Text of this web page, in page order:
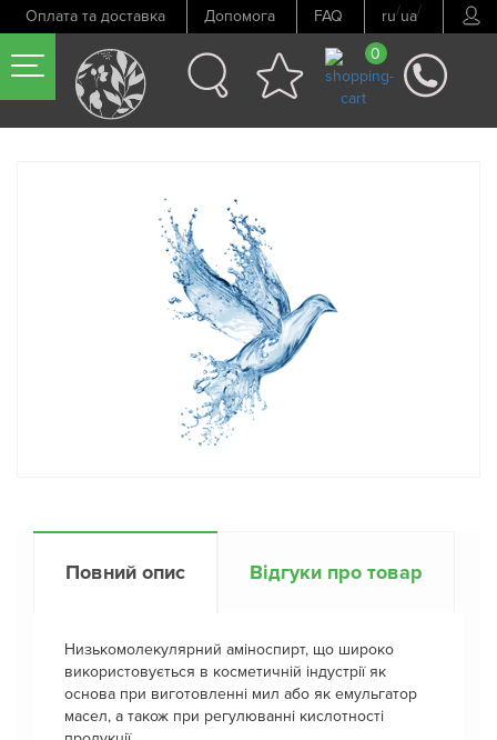
Оплата та доставка Допомога FAQ ru/ua/
0
Попередній товар Наступний товар
Повний опис Відгуки про товар
Низькомолекулярний аміноспирт, що широко
використовується в косметичній індустрії як
основа при виготовленні мил або як емульгатор
масел, а також при регулюванні кислотності